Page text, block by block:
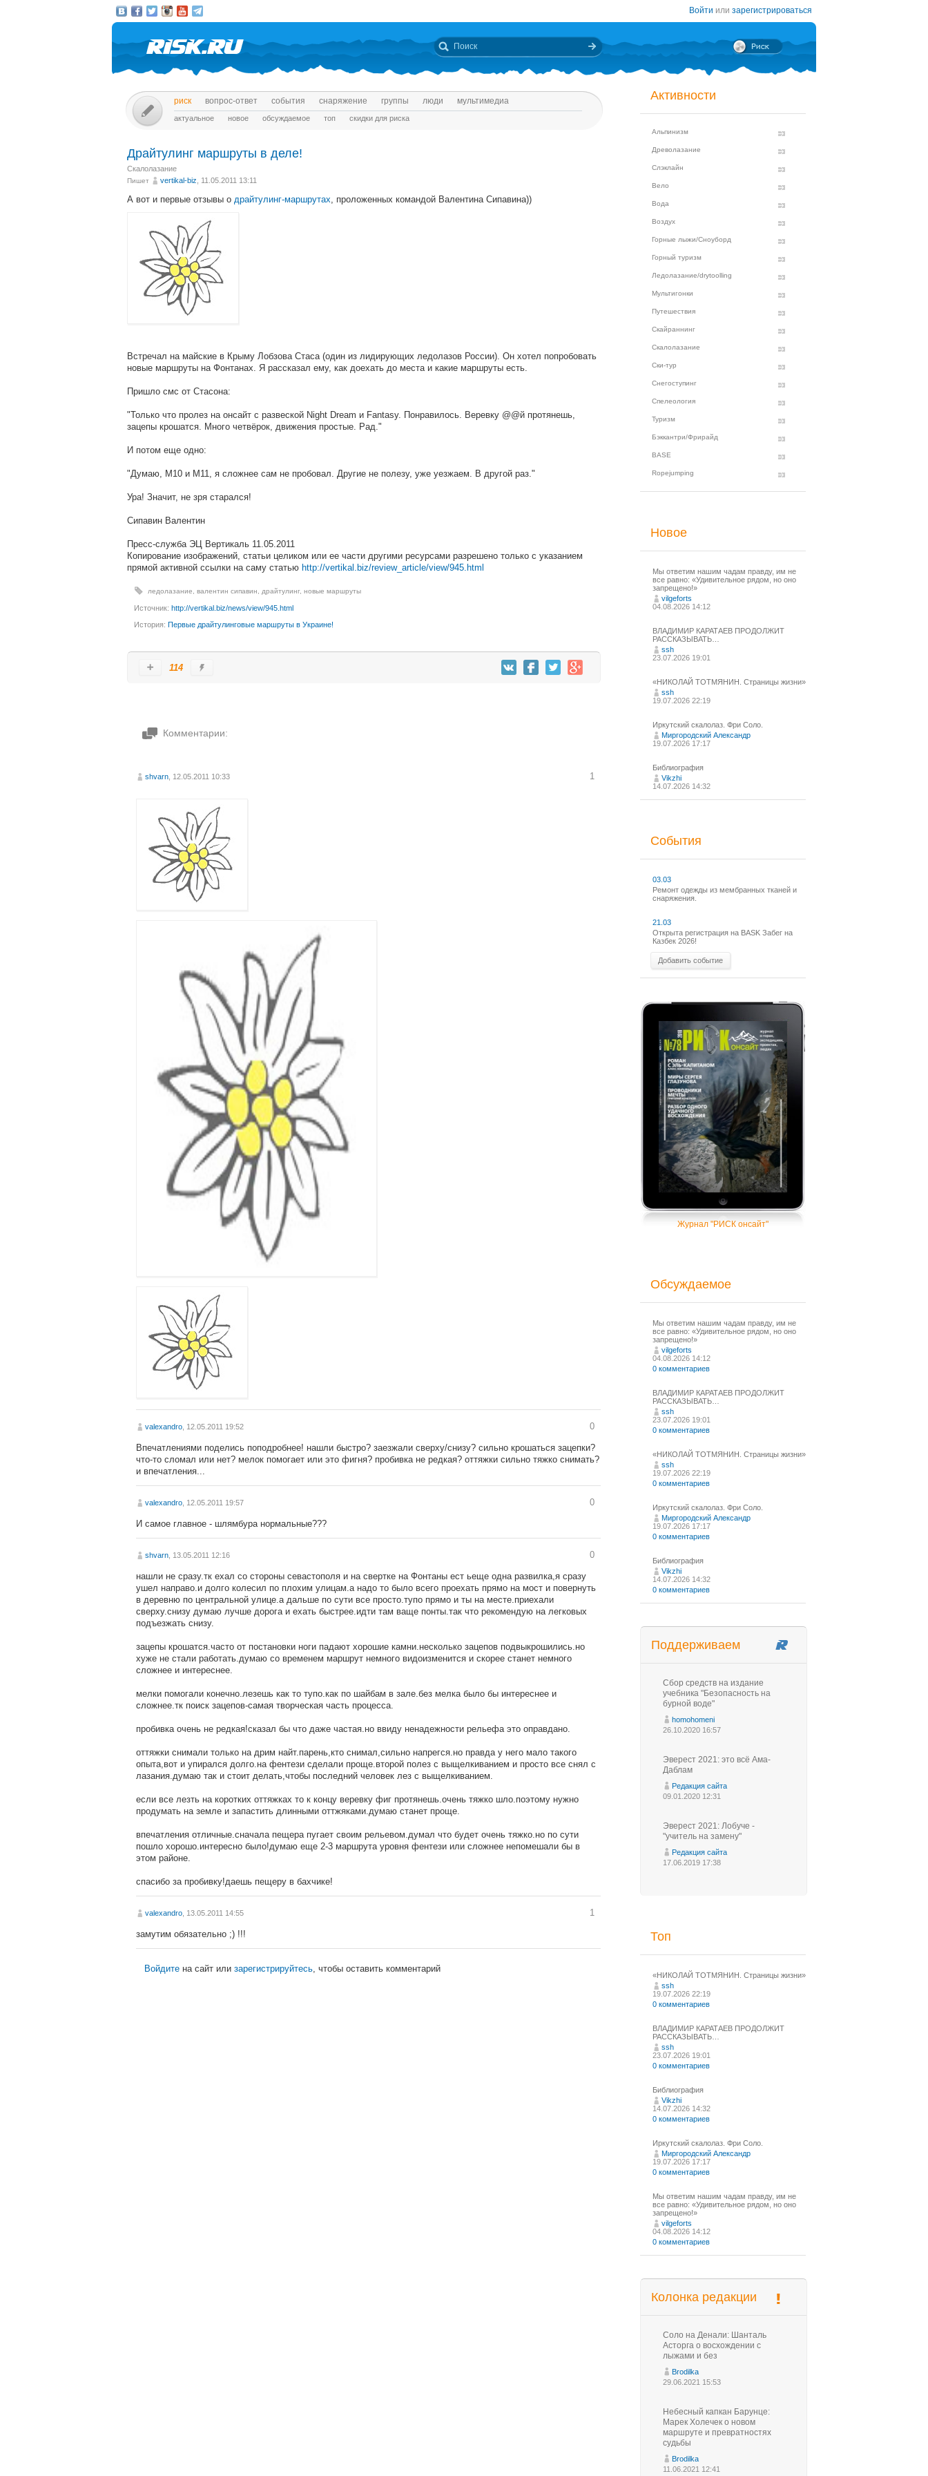
Войти или зарегистрироваться
риск вопрос-ответ события снаряжение группы люди мультимедиа
актуальное новое обсуждаемое топ скидки для риска
Драйтулинг маршруты в деле!
Скалолазание
Пишет vertikal-biz , 11.05.2011 13:11
А вот и первые отзывы о драйтулинг-маршрутах, проложенных командой Валентина Сипавина))
Встречал на майские в Крыму Лобзова Стаса (один из лидирующих ледолазов России). Он хотел попробовать
новые маршруты на Фонтанах. Я рассказал ему, как доехать до места и какие маршруты есть.
Пришло смс от Стасона:
"Только что пролез на онсайт с развеской Night Dream и Fantasy. Понравилось. Веревку @@й протянешь,
зацепы крошатся. Много четвёрок, движения простые. Рад."
И потом еще одно:
"Думаю, М10 и М11, я сложнее сам не пробовал. Другие не полезу, уже уезжаем. В другой раз."
Ура! Значит, не зря старался!
Сипавин Валентин
Пресс-служба ЭЦ Вертикаль 11.05.2011
Копирование изображений, статьи целиком или ее части другими ресурсами разрешено только с указанием
прямой активной ссылки на саму статью http://vertikal.biz/review_article/view/945.html
ледолазание валентин сипавин драйтулинг, новые маршруты
Источник: http://vertikal.biz/news/view/945.html
История: Первые драйтулинговые маршруты в Украине!
114
Комментарии:
shvarn , 12.05.2011 10:33 1
valexandro , 12.05.2011 19:52 0
Впечатлениями поделись поподробнее! нашли быстро? заезжали сверху/снизу? сильно крошаться зацепки?
что-то сломал или нет? мелок помогает или это фигня? пробивка не редкая? оттяжки сильно тяжко снимать?
и впечатления...
valexandro , 12.05.2011 19:57 0
И самое главное - шлямбура нормальные???
shvarn , 13.05.2011 12:16 0
нашли не сразу.тк ехал со стороны севастополя и на свертке на Фонтаны ест ьеще одна развилка,я сразу
ушел направо.и долго колесил по плохим улицам.а надо то было всего проехать прямо на мост и повернуть
в деревню по центральной улице.а дальше по сути все просто.тупо прямо и ты на месте.приехали
сверху.снизу думаю лучше дорога и ехать быстрее.идти там ваще понты.так что рекомендую на легковых
подъезжать снизу.
зацепы крошатся.часто от постановки ноги падают хорошие камни.несколько зацепов подвыкрошились.но
хуже не стали работать.думаю со временем маршрут немного видоизменится и скорее станет немного
сложнее и интереснее.
мелки помогали конечно.лезешь как то тупо.как по шайбам в зале.без мелка было бы интереснее и
сложнее.тк поиск зацепов-самая творческая часть процесса.
пробивка очень не редкая!сказал бы что даже частая.но ввиду ненадежности рельефа это оправдано.
оттяжки снимали только на дрим найт.парень,кто снимал,сильно напрегся.но правда у него мало такого
опыта,вот и упирался долго.на фентези сделали проще.второй полез с выщелкиванием и просто все снял с
лазания.думаю так и стоит делать,чтобы последний человек лез с выщелкиванием.
если все лезть на коротких оттяжках то к концу веревку фиг протянешь.очень тяжко шло.поэтому нужно
продумать на земле и запастить длинными оттжяками.думаю станет проще.
впечатления отличные.сначала пещера пугает своим рельевом.думал что будет очень тяжко.но по сути
пошло хорошо.интересно было!думаю еще 2-3 маршрута уровня фентези или сложнее непомешали бы в
этом районе.
спасибо за пробивку!даешь пещеру в бахчике!
valexandro , 13.05.2011 14:55 1
замутим обязательно ;) !!!
Войдите на сайт или зарегистрируйтесь, чтобы оставить комментарий
Активности
Альпинизм
Древолазание
Слэклайн
Вело
Вода
Воздух
Горные лыжи/Сноуборд
Горный туризм
Ледолазание/drytoolling
Мультигонки
Путешествия
Скайраннинг
Скалолазание
Ски-тур
Снегоступинг
Спелеология
Туризм
Бэккантри/Фрирайд
BASE
Ropejumping
Новое
Мы ответим нашим чадам правду, им не
все равно: «Удивительное рядом, но оно
запрещено!»
vilgeforts
04.08.2026 14:12
ВЛАДИМИР КАРАТАЕВ ПРОДОЛЖИТ
РАССКАЗЫВАТЬ…
ssh
23.07.2026 19:01
«НИКОЛАЙ ТОТМЯНИН. Страницы жизни»
ssh
19.07.2026 22:19
Иркутский скалолаз. Фри Соло.
Миргородский Александр
19.07.2026 17:17
Библиография
Vikzhi
14.07.2026 14:32
События
03.03
Ремонт одежды из мембранных тканей и
снаряжения.
21.03
Открыта регистрация на BASK Забег на
Казбек 2026!
Добавить событие
Журнал "РИСК онсайт"
Обсуждаемое
Мы ответим нашим чадам правду, им не
все равно: «Удивительное рядом, но оно
запрещено!»
vilgeforts
04.08.2026 14:12
0 комментариев
ВЛАДИМИР КАРАТАЕВ ПРОДОЛЖИТ
РАССКАЗЫВАТЬ…
ssh
23.07.2026 19:01
0 комментариев
«НИКОЛАЙ ТОТМЯНИН. Страницы жизни»
ssh
19.07.2026 22:19
0 комментариев
Иркутский скалолаз. Фри Соло.
Миргородский Александр
19.07.2026 17:17
0 комментариев
Библиография
Vikzhi
14.07.2026 14:32
0 комментариев
Поддерживаем
Сбор средств на издание
учебника "Безопасность на
бурной воде"
homohomeni
26.10.2020 16:57
Эверест 2021: это всё Ама-
Даблам
Редакция сайта
09.01.2020 12:31
Эверест 2021: Лобуче -
"учитель на замену"
Редакция сайта
17.06.2019 17:38
Топ
«НИКОЛАЙ ТОТМЯНИН. Страницы жизни»
ssh
19.07.2026 22:19
0 комментариев
ВЛАДИМИР КАРАТАЕВ ПРОДОЛЖИТ
РАССКАЗЫВАТЬ…
ssh
23.07.2026 19:01
0 комментариев
Библиография
Vikzhi
14.07.2026 14:32
0 комментариев
Иркутский скалолаз. Фри Соло.
Миргородский Александр
19.07.2026 17:17
0 комментариев
Мы ответим нашим чадам правду, им не
все равно: «Удивительное рядом, но оно
запрещено!»
vilgeforts
04.08.2026 14:12
0 комментариев
Колонка редакции
Соло на Денали: Шанталь
Асторга о восхождении с
лыжами и без
Brodilka
29.06.2021 15:53
Небесный капкан Барунце:
Марек Холечек о новом
маршруте и превратностях
судьбы
Brodilka
11.06.2021 12:41